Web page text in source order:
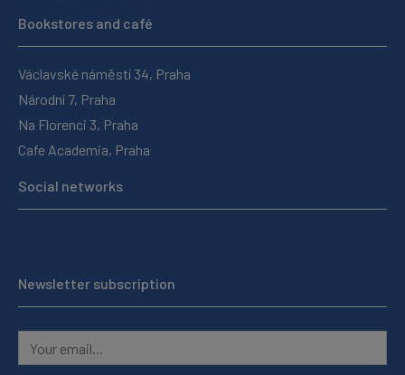
Bookstores and café
Václavské náměstí 34, Praha
Národní 7, Praha
Na Florenci 3, Praha
Cafe Academia, Praha
Social networks
Newsletter subscription